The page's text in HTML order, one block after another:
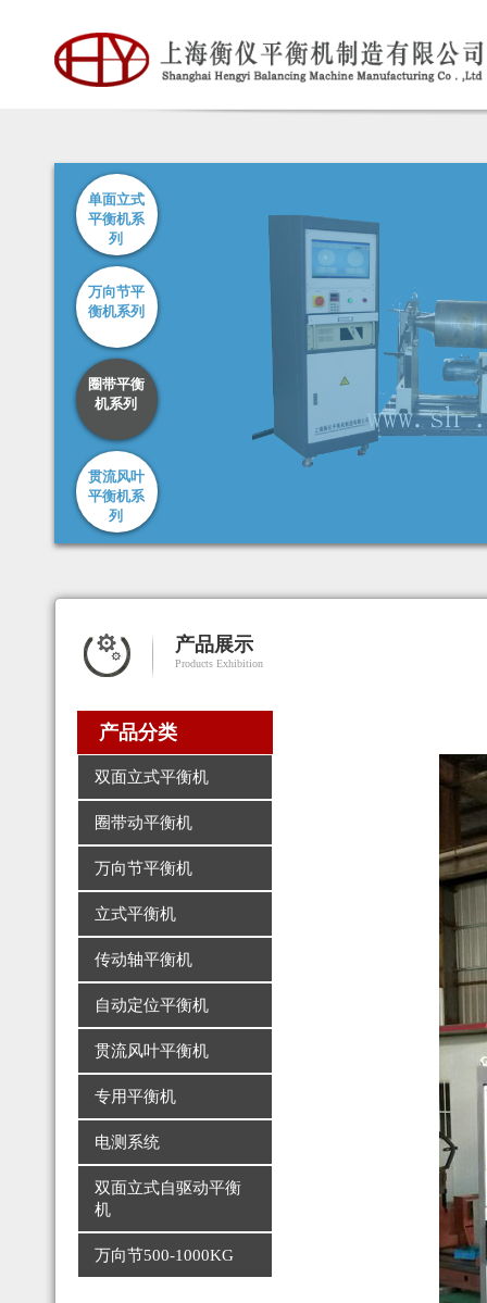
单面立式
平衡机系
列
万向节平
衡机系列
圈带平衡
机系列
贯流风叶
平衡机系
列
产品展示
Products Exhibition
产品分类
双面立式平衡机
圈带动平衡机
万向节平衡机
立式平衡机
传动轴平衡机
自动定位平衡机
贯流风叶平衡机
专用平衡机
电测系统
双面立式自驱动平衡
机
万向节500-1000KG